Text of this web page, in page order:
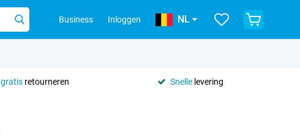
Business Inloggen NL
gratisretourneren Snelle levering